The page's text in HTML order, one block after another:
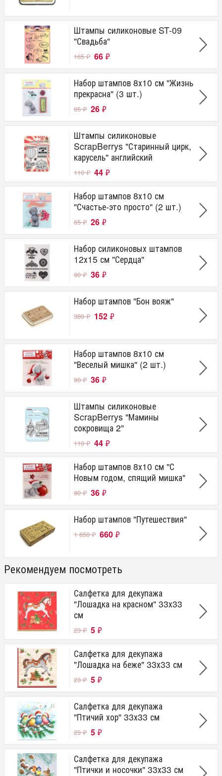
Штампы силиконовые ST-09
"Свадьба"
165₽ 66 ₽
Набор штампов 8х10 см "Жизнь
прекрасна" (3 шт.)
65₽ 26 ₽
Штампы силиконовые
ScrapBerrys "Старинный цирк,
карусель" английский
110₽ 44 ₽
Набор штампов 8х10 см
"Счастье-это просто" (2 шт.)
65₽ 26 ₽
Набор силиконовых штампов
12х15 см "Сердца"
90₽ 36 ₽
Набор штампов "Бон вояж"
380₽ 152 ₽
Набор штампов 8х10 см
"Веселый мишка" (2 шт.)
90₽ 36 ₽
Штампы силиконовые
ScrapBerrys "Мамины
сокровища 2"
110₽ 44 ₽
Набор штампов 8х10 см "С
Новым годом, спящий мишка"
90₽ 36 ₽
Набор штампов "Путешествия"
1 650₽ 660 ₽
Рекомендуем посмотреть
Салфетка для декупажа
"Лошадка на красном" 33х33
см
23₽ 5 ₽
Салфетка для декупажа
"Лошадка на беже" 33х33 см
23₽ 5 ₽
Салфетка для декупажа
"Птичий хор" 33х33 см
23₽ 5 ₽
Салфетка для декупажа
"Птички и носочки" 33х33 см